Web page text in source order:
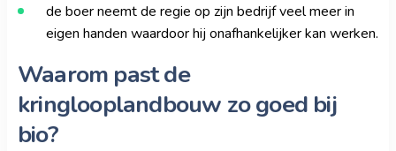
de boer neemt de regie op zijn bedrijf veel meer in
eigen handen waardoor hij onafhankelijker kan werken.
Waarom past de
kringlooplandbouw zo goed bij
bio?